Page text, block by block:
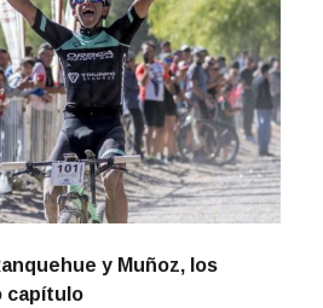
y Muñoz, los
capítulo